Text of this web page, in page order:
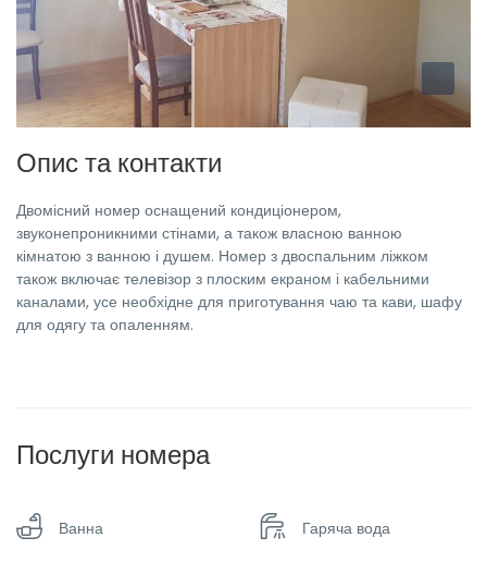
Опис та контакти
Двомісний номер оснащений кондиціонером,
звуконепроникними стінами, а також власною ванною
кімнатою з ванною і душем. Номер з двоспальним ліжком
також включає телевізор з плоским екраном і кабельними
каналами, усе необхідне для приготування чаю та кави, шафу
для одягу та опаленням.
Послуги номера
Ванна Гаряча вода